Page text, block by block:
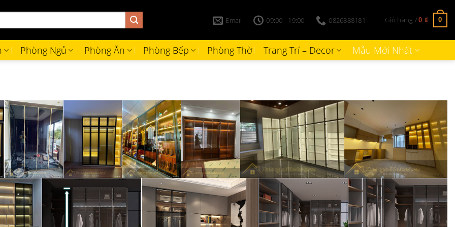
Email 09:00 - 19:00 0826888181 Giỏ hàng /0 ₫ 0
Phòng Ngủ Phòng Ăn Phòng Bếp Phòng Thờ Trang Trí – Decor Mẫu Mới Nhất